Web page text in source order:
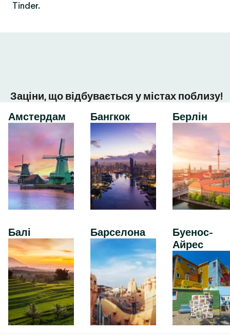
Tinder.
Заціни, що відбувається у містах поблизу!
Амстердам
Балі
Бангкок
Барселона
Берлін
Буенос-
Айрес